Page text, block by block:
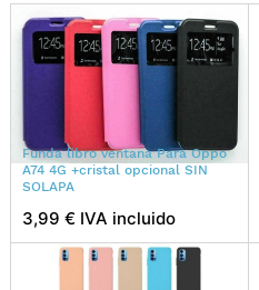
Funda libro ventana Para Oppo
A74 4G +cristal opcional SIN
SOLAPA
3,99 € IVA incluido